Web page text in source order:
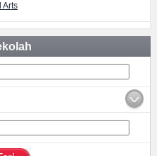
Arts